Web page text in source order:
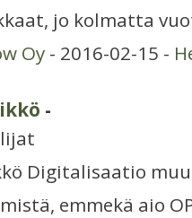
jo kolmatta
Oy - 2016-02-15 -
-
Digitalisaatio
emmekä aio